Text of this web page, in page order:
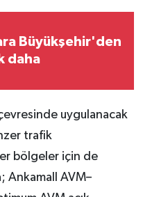
Büyükşehir'den
daha
uygulanacak
trafik
bölgeler için de
Ankamall AVM–